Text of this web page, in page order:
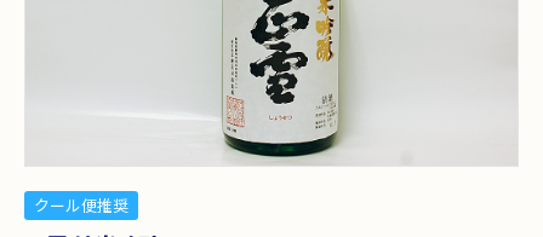
クール便推奨